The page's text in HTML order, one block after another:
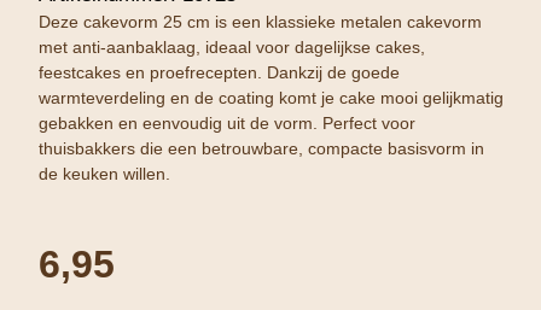
Deze cakevorm 25 cm is een klassieke metalen cakevorm
met anti-aanbaklaag, ideaal voor dagelijkse cakes,
feestcakes en proefrecepten. Dankzij de goede
warmteverdeling en de coating komt je cake mooi gelijkmatig
gebakken en eenvoudig uit de vorm. Perfect voor
thuisbakkers die een betrouwbare, compacte basisvorm in
de keuken willen.
6,95